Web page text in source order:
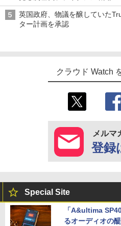
英国政府、物議を醸していた
ター計画を承認
クラウド Watch
メルマ
登録
Special Site
「A&ultima
るオーディオの